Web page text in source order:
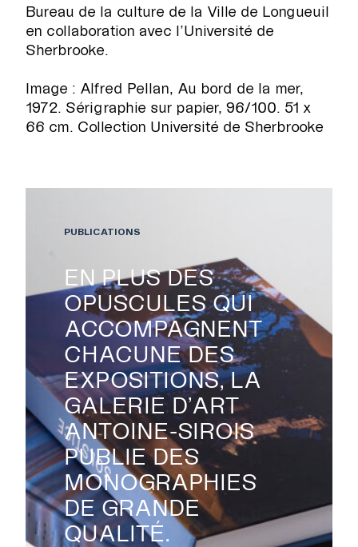
Bureau de la culture de la Ville de Longueuil
en collaboration avec l’Université de
Sherbrooke.
Image : Alfred Pellan, Au bord de la mer,
1972. Sérigraphie sur papier, 96/100. 51 x
66 cm. Collection Université de Sherbrooke
EN PLUS DES
OPUSCULES QUI
ACCOMPAGNENT
CHACUNE DES
EXPOSITIONS, LA
GALERIE D’ART
ANTOINE-SIROIS
PUBLIE DES
MONOGRAPHIES
DE GRANDE
QUALITÉ.
PUBLICATIONS